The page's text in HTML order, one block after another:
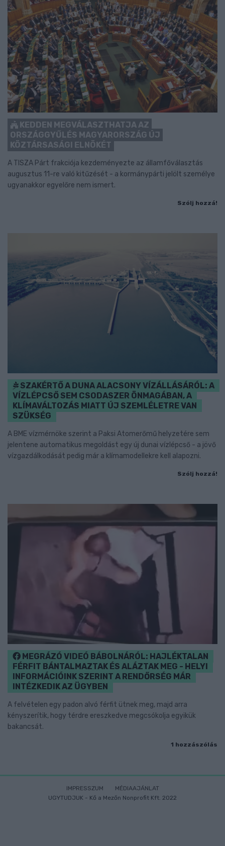
KEDDEN MEGVÁLASZTHATJA AZ
ORSZÁGGYŰLÉS MAGYARORSZÁG ÚJ
KÖZTÁRSASÁGI ELNÖKÉT
A TISZA Párt frakciója kezdeményezte az államfőválasztás
augusztus 11-re való kitűzését - a kormánypárti jelölt személye
ugyanakkor egyelőre nem ismert.
Szólj hozzá!
SZAKÉRTŐ A DUNA ALACSONY VÍZÁLLÁSÁRÓL: A
VÍZLÉPCSŐ SEM CSODASZER ÖNMAGÁBAN, A
KLÍMAVÁLTOZÁS MIATT ÚJ SZEMLÉLETRE VAN
SZÜKSÉG
A BME vízmérnöke szerint a Paksi Atomerőmű helyzetére sem
jelentene automatikus megoldást egy új dunai vízlépcső - a jövő
vízgazdálkodását pedig már a klímamodellekre kell alapozni.
Szólj hozzá!
MEGRÁZÓ VIDEÓ BÁBOLNÁRÓL: HAJLÉKTALAN
FÉRFIT BÁNTALMAZTAK ÉS ALÁZTAK MEG - HELYI
INFORMÁCIÓINK SZERINT A RENDŐRSÉG MÁR
INTÉZKEDIK AZ ÜGYBEN
A felvételen egy padon alvó férfit ütnek meg, majd arra
kényszerítik, hogy térdre ereszkedve megcsókolja egyikük
bakancsát.
1 hozzászólás
IMPRESSZUM
MÉDIAAJÁNLAT
UGYTUDJUK - Kő a Mezőn Nonprofit Kft. 2022